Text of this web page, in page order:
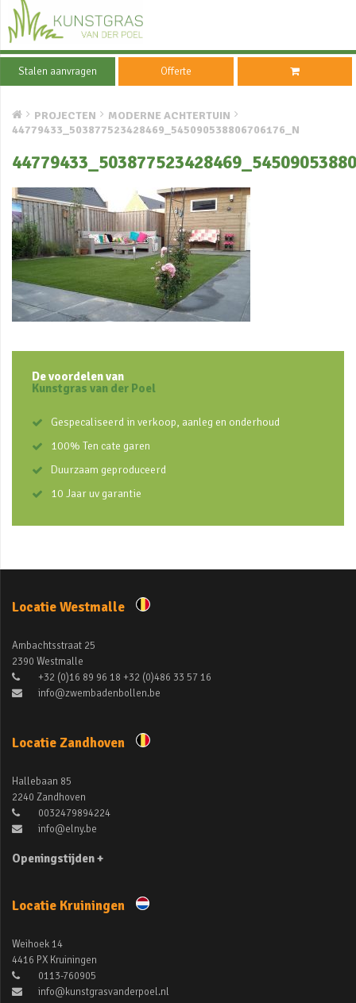
Stalen aanvragen Offerte
PROJECTEN
MODERNE ACHTERTUIN
44779433_503877523428469_545090538806706176_N
De voordelen van
Kunstgras van der Poel
Gespecaliseerd in verkoop, aanleg en onderhoud
100% Ten cate garen
Duurzaam geproduceerd
10 Jaar uv garantie
Locatie Westmalle
Ambachtsstraat 25
2390 Westmalle
+32 (0)16 89 96 18 +32 (0)486 33 57 16
info@zwembadenbollen.be
Locatie Zandhoven
Hallebaan 85
2240 Zandhoven
0032479894224
info@elny.be
Openingstijden +
Locatie Kruiningen
Weihoek 14
4416 PX Kruiningen
0113-760905
info@kunstgrasvanderpoel.nl